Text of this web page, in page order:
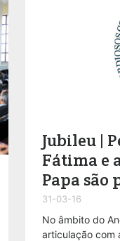
Jubileu |
Fátima e
Papa são
31-03-16
No âmbito do
articulação com